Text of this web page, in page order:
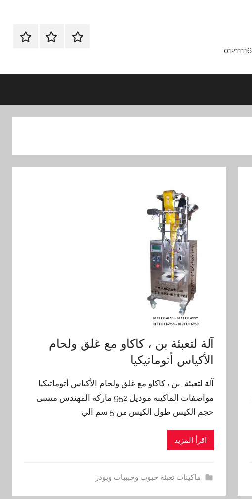
الرئيسيةاتصل
اتـصـل
تناسبك
آلة لتعبئة بن ، كاكاو مع غلق ولحام
الأكياس أتوماتيكيا
آلة لتعبئة بن ، كاكاو مع غلق ولحام الأكياس أتوماتيكيا
مواصفات الماكينه موديل 952 ماركة المهندس مسنى
حجم الكيس طول الكيس من 5 سم الي
اقرأ المزيد
ماكينات تعبئة حبوب وحبيبات وبودر